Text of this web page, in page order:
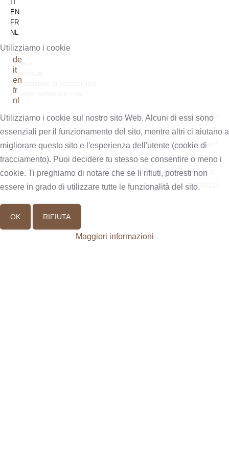
EN
FR
NL
Condizioni di vendità
Privacy
Impressum
Dichiarazione di accessibilità
© geiger-webdesign.com
Südtiroler Landhausdielen vGmbH
39015 S. Leonardo i.P.
Zona produttiva Passo 5
Tel. +39 339 46 96 145
info@suedtiroler-landhausdielen.com
Part.IVA: IT03022950210
Utilizziamo i cookie
de
it
en
fr
nl
Utilizziamo i cookie sul nostro sito Web. Alcuni di essi sono
essenziali per il funzionamento del sito, mentre altri ci aiutano a
migliorare questo sito e l'esperienza dell'utente (cookie di
tracciamento). Puoi decidere tu stesso se consentire o meno i
cookie. Ti preghiamo di notare che se li rifiuti, potresti non
essere in grado di utilizzare tutte le funzionalità del sito.
OK RIFIUTA
Maggiori informazioni